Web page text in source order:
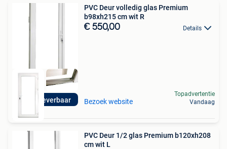
Direct leverbaar
PVC Deur volledig glas Premium
b98xh215 cm wit R
€ 550,00 Details
Bezoek website
Topadvertentie
Vandaag
PVC Deur 1/2 glas Premium b120xh208
cm wit L